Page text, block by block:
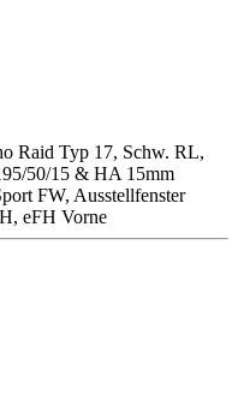
Raid Typ 17, Schw. RL,
50/15 & HA 15mm
FW, Ausstellfenster
eFH Vorne